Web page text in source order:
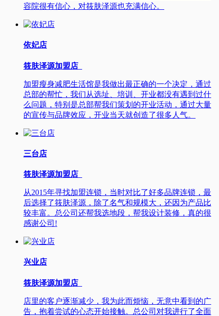
容院很有信心，对筱肤泽源也充满信心。
依妃店
筱肤泽源加盟店
加盟瘦身减肥生活馆是我做出最正确的一个决定，通过
总部的帮忙，我们从选址、培训、开业都没有遇到过什
么问题，特别是总部帮我们策划的开业活动，通过大量
的宣传与品牌效应，开业当天就创造了很多人气。
三台店
筱肤泽源加盟店
从2015年寻找加盟连锁，当时对比了好多品牌连锁，最
后选择了筱肤泽源，除了名气和规模大，还因为产品比
较丰富。总公司还帮我选地段，帮我设计装修，真的很
感谢公司!
兴业店
筱肤泽源加盟店
店里的客户逐渐减少，我为此而烦恼，无意中看到的广
告，抱着尝试的心态开始接触。总公司对我进行了全面